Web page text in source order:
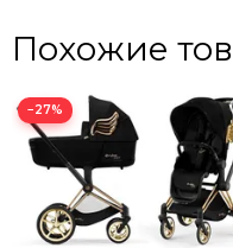
Похожие
−27%